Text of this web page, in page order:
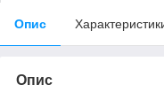
Опис
Опис